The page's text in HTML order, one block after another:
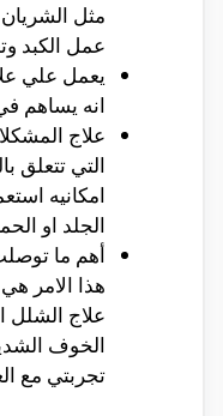
مثل الشريان
عمل الكبد
يعمل علي
انه يساهم
علاج
التي تتعلق
امكانيه
الجلد او
أهم ما
هذا الامر
علاج
الخوف
تجربتي مع